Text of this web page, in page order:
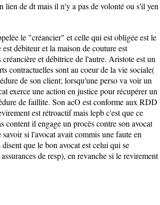
de dt mais il n'y a pas de volonté ou s'il yen
le "créancier" et celle qui est obligée est le
débiteur et la maison de couture est
et débitrice de l'autre. Aristote est un
contractuelles sont au coeur de la vie sociale(
de son client; lorsqu'une perso va voir un
exerce une action en justice pour récupérer un
de faillite. Son acO est conforme aux RDD
est rétroactif mais lepb c'est que ce
il engage un procès contre son avocat
si l'avocat avait commis une faute en
que le bon avocat est celui qui se
de resp), en revanche si le revirement